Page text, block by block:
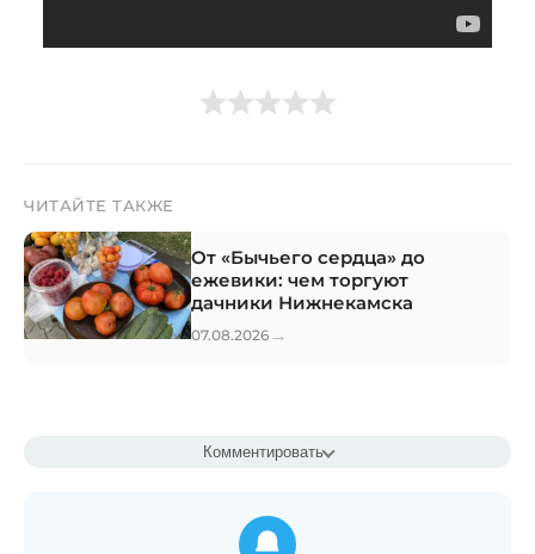
ЧИТАЙТЕ ТАКЖЕ
От «Бычьего сердца» до
ежевики: чем торгуют
дачники Нижнекамска
07.08.2026 →
Комментировать